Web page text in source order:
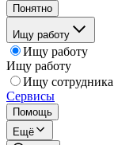
Понятно
Ищу работу
Ищу работу
Ищу работу
Ищу сотрудника
Сервисы
Помощь
Ещё